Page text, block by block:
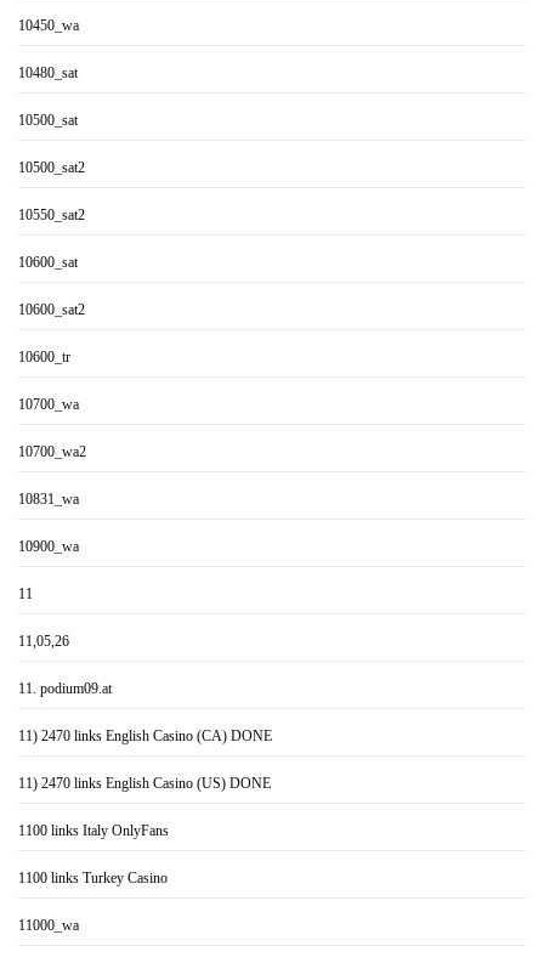
10450_wa
10480_sat
10500_sat
10500_sat2
10550_sat2
10600_sat
10600_sat2
10600_tr
10700_wa
10700_wa2
10831_wa
10900_wa
11
11,05,26
11. podium09.at
11) 2470 links English Casino (CA) DONE
11) 2470 links English Casino (US) DONE
1100 links Italy OnlyFans
1100 links Turkey Casino
11000_wa